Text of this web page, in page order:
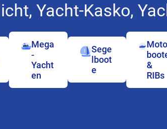
Yacht-Kasko,
Mega
-
Yacht
en
Sege
lboot
e
&
RIBs